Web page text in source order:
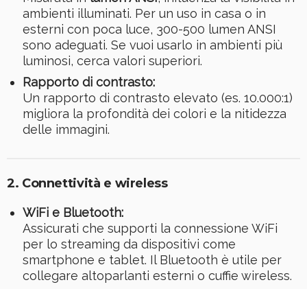
ambienti illuminati. Per un uso in casa o in
esterni con poca luce, 300-500 lumen ANSI
sono adeguati. Se vuoi usarlo in ambienti più
luminosi, cerca valori superiori.
Rapporto di contrasto:
Un rapporto di contrasto elevato (es. 10.000:1)
migliora la profondità dei colori e la nitidezza
delle immagini.
2. Connettività e wireless
WiFi e Bluetooth:
Assicurati che supporti la connessione WiFi
per lo streaming da dispositivi come
smartphone e tablet. Il Bluetooth è utile per
collegare altoparlanti esterni o cuffie wireless.